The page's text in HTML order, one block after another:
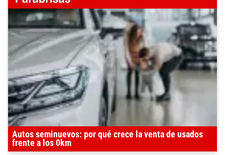
Autos seminuevos: por qué crece la venta de usados
frente a los 0km